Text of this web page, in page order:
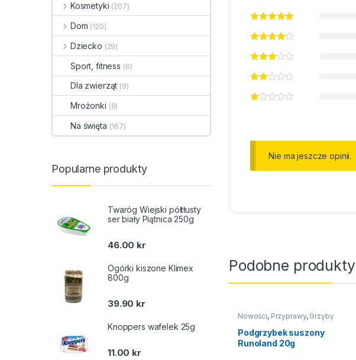
Nie ma jeszcze opinii.
Podobne produkty
Nowości, Przyprawy, Grzyby
Podgrzybek suszony
Runoland 20g
Kosmetyki (207)
Dom (120)
Dziecko (29)
Sport, fitness (6)
Dla zwierząt (9)
Mrożonki (9)
Na święta (167)
Popularne produkty
Twaróg Wiejski półtłusty
ser biały Piątnica 250g
46.00 kr
Ogórki kiszone Klimex
800g
39.90 kr
Knoppers wafelek 25g
11.00 kr